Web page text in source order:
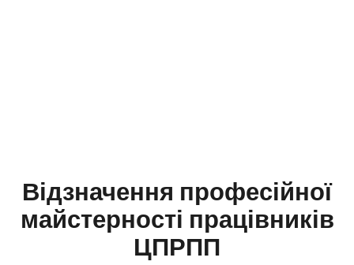
Відзначення професійної
майстерності працівників
ЦПРПП